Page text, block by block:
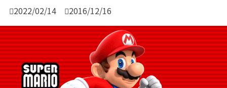
2022/02/14 2016/12/16